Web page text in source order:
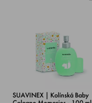
SUAVINEX | Kolínská Baby